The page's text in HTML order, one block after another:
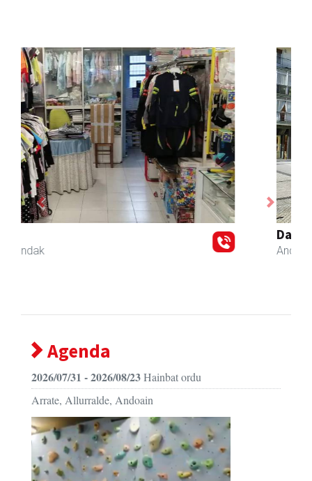
Andoain
Previous Next
Agenda
2026/07/31 - 2026/08/23Hainbat ordu
Arrate, Allurralde, Andoain